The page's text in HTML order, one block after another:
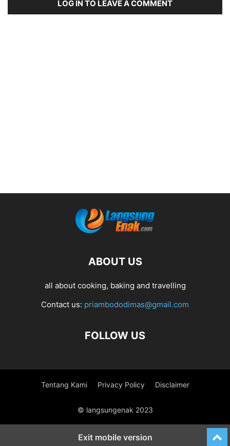
LOG IN TO LEAVE A COMMENT
ABOUT US
all about cooking, baking and travelling
Contact us: priambododimas@gmail.com
FOLLOW US
Tentang Kami Privacy Policy Disclaimer
© langsungenak 2023
Exit mobile version